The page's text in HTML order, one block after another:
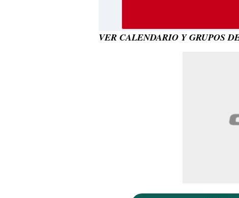
VER CALENDARIO Y GRUPOS